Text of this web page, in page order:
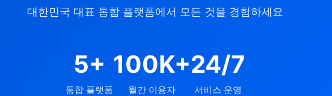
대한민국 대표 통합 플랫폼에서 모든 것을 경험하세요
5+
통합 플랫폼
100K+
월간 이용자
24/7
서비스 운영